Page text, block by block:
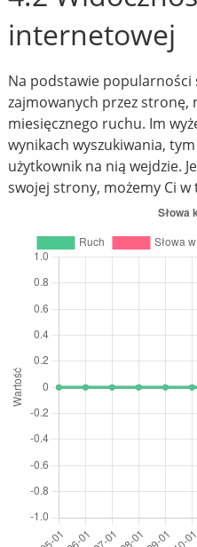
internetowej
Na podstawie popularności
zajmowanych przez stronę,
miesięcznego ruchu. Im
wynikach wyszukiwania,
użytkownik na nią wejdzie.
swojej strony, możemy Ci